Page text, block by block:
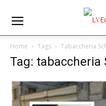
Home Tags Tabaccheria
Tag: tabaccheria